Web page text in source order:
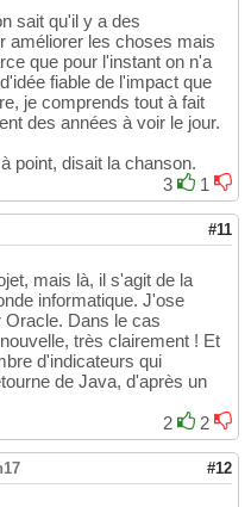
sait qu'il y a des
améliorer les choses mais
que pour l'instant on n'a
fiable de l'impact que
je comprends tout à fait
des années à voir le jour.
point, disait la chanson.
3
1
#11
mais là, il s'agit de la
informatique. J'ose
Oracle. Dans le cas
très clairement ! Et
d'indicateurs qui
de Java, d'après un
2
2
#12